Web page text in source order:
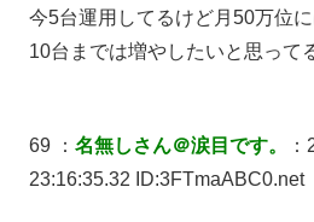
今5台運用してるけど月50万位
10台までは増やしたいと思って
69 ： 名無しさん＠涙目です。
23:16:35.32 ID:3FTmaABC0.net